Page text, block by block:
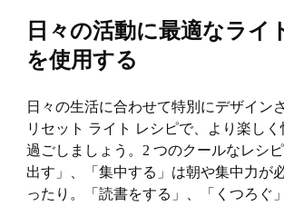
日々の活動に最適なライ
を使用する
日々の生活に合わせて特別にデザイン
リセット ライト レシピで、より楽し
過ごしましょう。2 つのクールなレシ
出す」、「集中する」は朝や集中力が
ったり。「読書をする」、「くつろぐ